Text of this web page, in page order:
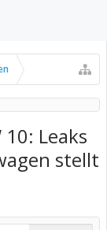
Leaks
stellt